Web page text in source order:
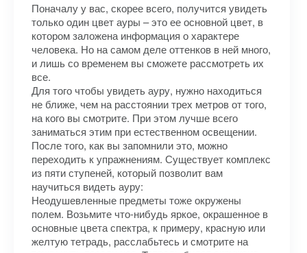
Поначалу у вас, скорее всего, получится увидеть
только один цвет ауры – это ее основной цвет, в
котором заложена информация о характере
человека. Но на самом деле оттенков в ней много,
и лишь со временем вы сможете рассмотреть их
все.
Для того чтобы увидеть ауру, нужно находиться
не ближе, чем на расстоянии трех метров от того,
на кого вы смотрите. При этом лучше всего
заниматься этим при естественном освещении.
После того, как вы запомнили это, можно
переходить к упражнениям. Существует комплекс
из пяти ступеней, который позволит вам
научиться видеть ауру:
Неодушевленные предметы тоже окружены
полем. Возьмите что-нибудь яркое, окрашенное в
основные цвета спектра, к примеру, красную или
желтую тетрадь, расслабьтесь и смотрите на